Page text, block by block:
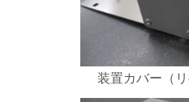
装置カバー（リ